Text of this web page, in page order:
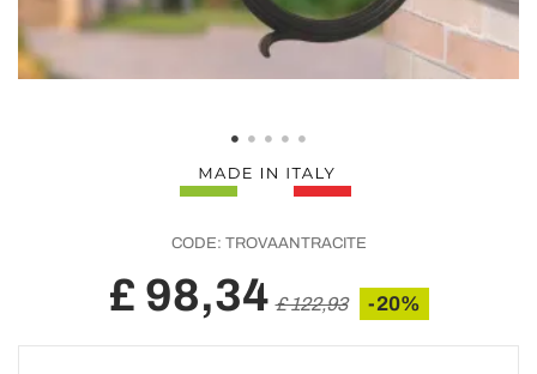
CODE: TROVAANTRACITE
£ 98,34 £ 122,93 -20%